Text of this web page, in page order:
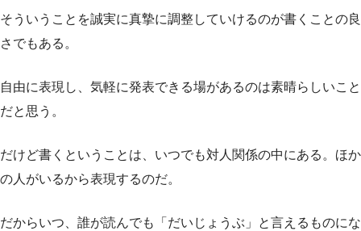
そういうことを誠実に真摯に調整していけるのが書くことの良
さでもある。
自由に表現し、気軽に発表できる場があるのは素晴らしいこと
だと思う。
だけど書くということは、いつでも対人関係の中にある。ほか
の人がいるから表現するのだ。
だからいつ、誰が読んでも「だいじょうぶ」と言えるものにな